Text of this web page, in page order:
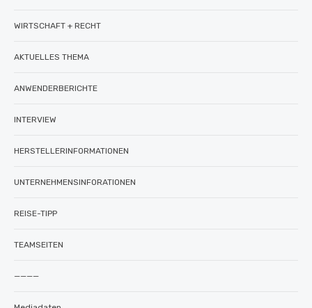
WIRTSCHAFT + RECHT
AKTUELLES THEMA
ANWENDERBERICHTE
INTERVIEW
HERSTELLERINFORMATIONEN
UNTERNEHMENSINFORATIONEN
REISE-TIPP
TEAMSEITEN
————